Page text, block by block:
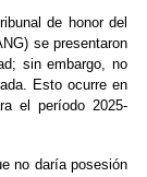
de honor del
se presentaron
sin embargo, no
Esto ocurre en
el período 2025-
no daría posesión